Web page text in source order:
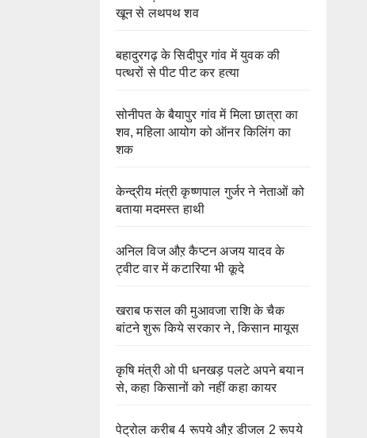
खून से लथपथ शव
बहादुरगढ़ के सिदीपुर गांव में युवक की
पत्थरों से पीट पीट कर हत्या
सोनीपत के बैयापुर गांव में मिला छात्रा का
शव, महिला आयोग को ऑनर किलिंग का
शक
केन्द्रीय मंत्री कृष्णपाल गुर्जर ने नेताओं को
बताया मदमस्त हाथी
अनिल विज औऱ कैप्टन अजय यादव के
ट्वीट वार में कटारिया भी कूदे
खराब फसल की मुआवजा राशि के चैक
बांटने शुरू किये सरकार ने, किसान मायूस
कृषि मंत्री ओ पी धनखड़ पलटे अपने बयान
से, कहा किसानों को नहीं कहा कायर
पेट्रोल करीब 4 रूपये औऱ डीजल 2 रूपये